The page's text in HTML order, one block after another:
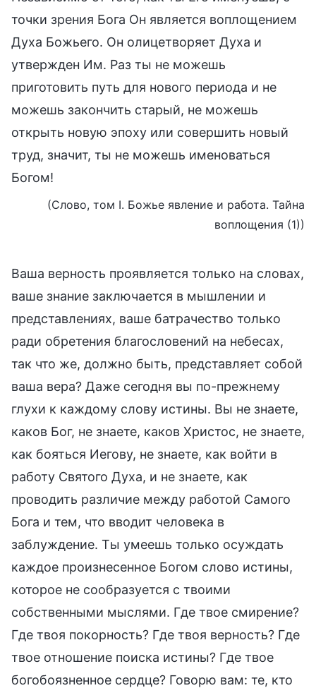
точки зрения Бога Он является воплощением
Духа Божьего. Он олицетворяет Духа и
утвержден Им. Раз ты не можешь
приготовить путь для нового периода и не
можешь закончить старый, не можешь
открыть новую эпоху или совершить новый
труд, значит, ты не можешь именоваться
Богом!
(Слово, том I. Божье явление и работа. Тайна
воплощения (1))
Ваша верность проявляется только на словах,
ваше знание заключается в мышлении и
представлениях, ваше батрачество только
ради обретения благословений на небесах,
так что же, должно быть, представляет собой
ваша вера? Даже сегодня вы по-прежнему
глухи к каждому слову истины. Вы не знаете,
каков Бог, не знаете, каков Христос, не знаете,
как бояться Иегову, не знаете, как войти в
работу Святого Духа, и не знаете, как
проводить различие между работой Самого
Бога и тем, что вводит человека в
заблуждение. Ты умеешь только осуждать
каждое произнесенное Богом слово истины,
которое не сообразуется с твоими
собственными мыслями. Где твое смирение?
Где твоя покорность? Где твоя верность? Где
твое отношение поиска истины? Где твое
богобоязненное сердце? Говорю вам: те, кто